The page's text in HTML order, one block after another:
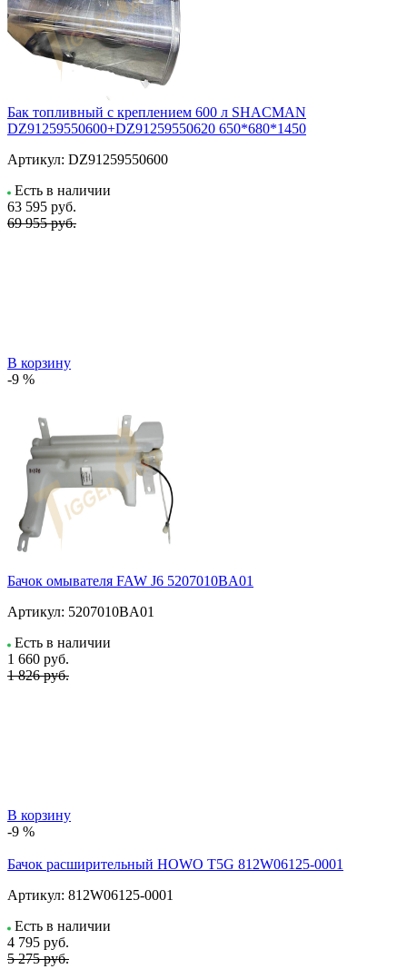
Бак топливный с креплением 600 л SHACMAN
DZ91259550600+DZ91259550620 650*680*1450
Артикул: DZ91259550600
Есть в наличии
63 595 руб.
69 955 руб.
В корзину
-9 %
Бачок омывателя FAW J6 5207010BA01
Артикул: 5207010BA01
Есть в наличии
1 660 руб.
1 826 руб.
В корзину
-9 %
Бачок расширительный HOWO T5G 812W06125-0001
Артикул: 812W06125-0001
Есть в наличии
4 795 руб.
5 275 руб.